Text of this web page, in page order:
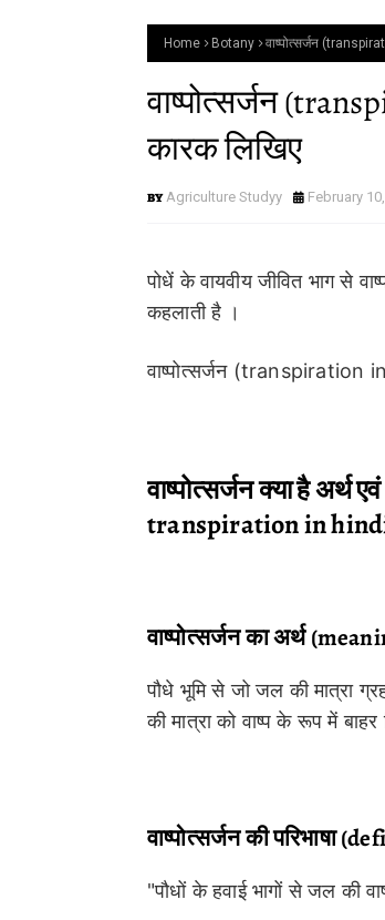
Home Botany वाष्पोत्सर्जन
वाष्पोत्सर्जन
कारक लिखिए
Agriculture Studyy February
पोधें के वायवीय जीवित भाग से
कहलाती है ।
वाष्पोत्सर्जन (transpiration in
वाष्पोत्सर्जन क्या है
transpiration in
वाष्पोत्सर्जन का अर्थ
पौधे भूमि से जो जल की मात्रा
की मात्रा को वाष्प के रूप में
वाष्पोत्सर्जन की
"पौधों के हवाई भागों से जल की